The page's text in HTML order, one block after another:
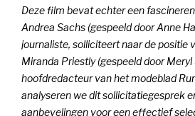
Deze film bevat echter een
Andrea Sachs (gespeeld door Anne
journaliste, solliciteert naar de positie
Miranda Priestly (gespeeld door
hoofdredacteur van het modeblad
analyseren we dit sollicitatiegesprek
aanbevelingen voor een effectief